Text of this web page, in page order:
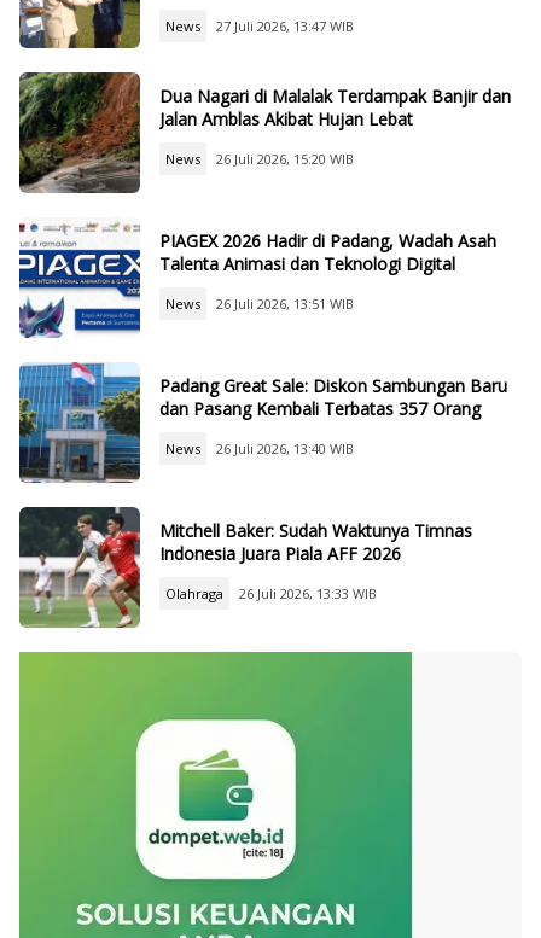
News 27 Juli 2026, 13:47 WIB
Dua Nagari di Malalak Terdampak Banjir dan
Jalan Amblas Akibat Hujan Lebat
News 26 Juli 2026, 15:20 WIB
PIAGEX 2026 Hadir di Padang, Wadah Asah
Talenta Animasi dan Teknologi Digital
News 26 Juli 2026, 13:51 WIB
Padang Great Sale: Diskon Sambungan Baru
dan Pasang Kembali Terbatas 357 Orang
News 26 Juli 2026, 13:40 WIB
Mitchell Baker: Sudah Waktunya Timnas
Indonesia Juara Piala AFF 2026
Olahraga 26 Juli 2026, 13:33 WIB